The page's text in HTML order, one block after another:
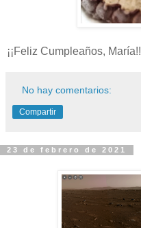
¡¡Feliz Cumpleaños, María!!
No hay comentarios:
Compartir
23 de febrero de 2021